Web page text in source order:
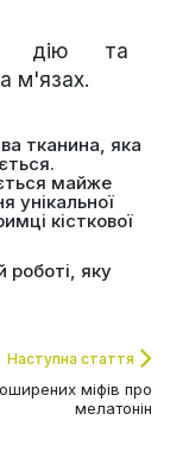
дію та
м'язах.
тканина, яка
майже
унікальної
кісткової
роботі, яку
Наступна стаття
міфів про
мелатонін